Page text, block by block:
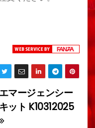
エマージェンシー
キット K10312025